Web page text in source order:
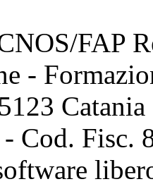
FAP
-
Cod. Fisc.